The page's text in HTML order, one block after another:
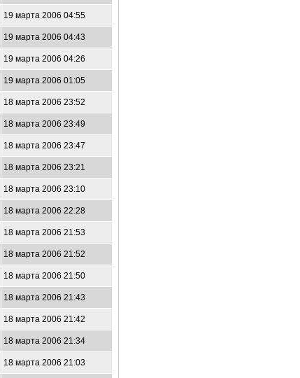
19 марта 2006 04:55
19 марта 2006 04:43
19 марта 2006 04:26
19 марта 2006 01:05
18 марта 2006 23:52
18 марта 2006 23:49
18 марта 2006 23:47
18 марта 2006 23:21
18 марта 2006 23:10
18 марта 2006 22:28
18 марта 2006 21:53
18 марта 2006 21:52
18 марта 2006 21:50
18 марта 2006 21:43
18 марта 2006 21:42
18 марта 2006 21:34
18 марта 2006 21:03